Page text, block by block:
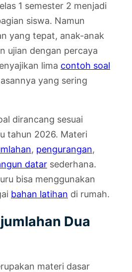
1 semester 2 menjadi
siswa. Namun
yang tepat, anak-anak
ujian dengan percaya
lima contoh soal
yang sering
dirancang sesuai
tahun 2026. Materi
, pengurangan,
datar sederhana.
bisa menggunakan
bahan latihan di rumah.
Dua
materi dasar